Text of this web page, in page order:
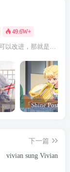
49.6W+
这个宇宙中只有一个角落你肯定可以改进，那就是你自己
经典杯子蛋糕 佐岸 漫画「经典杯子蛋糕」宣布真人日剧化
下一篇
vivian sung Vivian